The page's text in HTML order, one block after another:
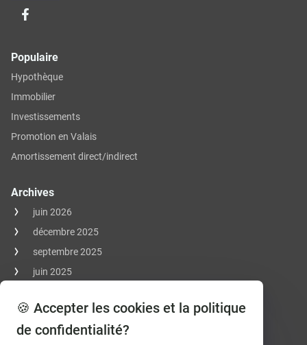
Populaire
Hypothèque
Immobilier
Investissements
Promotion en Valais
Amortissement direct/indirect
Archives
juin 2026
décembre 2025
septembre 2025
juin 2025
mars 2025
janvier 2025
🍪 Accepter les cookies et la politique
de confidentialité?